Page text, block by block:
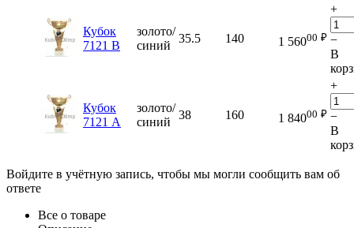
Кубок
7121 B
золото/
синий
35.5 140 1 56000 ₽
+
−
В
Кубок
7121 A
золото/
синий
38 160 1 84000 ₽
+
−
В
Войдите в учётную запись, чтобы мы могли сообщить вам об
ответе
Все о товаре